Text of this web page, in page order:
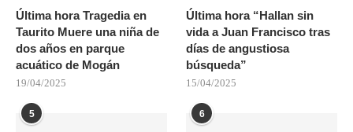
Última hora Tragedia en
Taurito Muere una niña de
dos años en parque
acuático de Mogán
19/04/2025
Última hora “Hallan sin
vida a Juan Francisco tras
días de angustiosa
búsqueda”
15/04/2025
5 6